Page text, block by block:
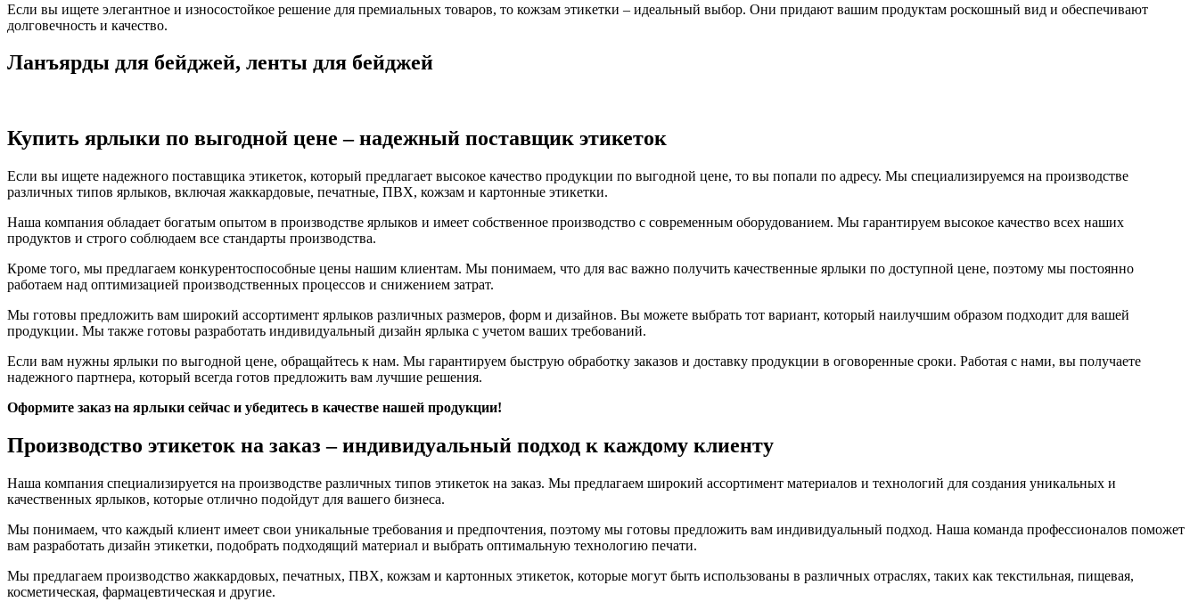
Если вы ищете элегантное и износостойкое решение для премиальных товаров, то кожзам этикетки – идеальный выбор. Они придают вашим продуктам роскошный вид и обеспечивают
долговечность и качество.
Ланъярды для бейджей, ленты для бейджей
Купить ярлыки по выгодной цене – надежный поставщик этикеток
Если вы ищете надежного поставщика этикеток, который предлагает высокое качество продукции по выгодной цене, то вы попали по адресу. Мы специализируемся на производстве
различных типов ярлыков, включая жаккардовые, печатные, ПВХ, кожзам и картонные этикетки.
Наша компания обладает богатым опытом в производстве ярлыков и имеет собственное производство с современным оборудованием. Мы гарантируем высокое качество всех наших
продуктов и строго соблюдаем все стандарты производства.
Кроме того, мы предлагаем конкурентоспособные цены нашим клиентам. Мы понимаем, что для вас важно получить качественные ярлыки по доступной цене, поэтому мы постоянно
работаем над оптимизацией производственных процессов и снижением затрат.
Мы готовы предложить вам широкий ассортимент ярлыков различных размеров, форм и дизайнов. Вы можете выбрать тот вариант, который наилучшим образом подходит для вашей
продукции. Мы также готовы разработать индивидуальный дизайн ярлыка с учетом ваших требований.
Если вам нужны ярлыки по выгодной цене, обращайтесь к нам. Мы гарантируем быструю обработку заказов и доставку продукции в оговоренные сроки. Работая с нами, вы получаете
надежного партнера, который всегда готов предложить вам лучшие решения.
Оформите заказ на ярлыки сейчас и убедитесь в качестве нашей продукции!
Производство этикеток на заказ – индивидуальный подход к каждому клиенту
Наша компания специализируется на производстве различных типов этикеток на заказ. Мы предлагаем широкий ассортимент материалов и технологий для создания уникальных и
качественных ярлыков, которые отлично подойдут для вашего бизнеса.
Мы понимаем, что каждый клиент имеет свои уникальные требования и предпочтения, поэтому мы готовы предложить вам индивидуальный подход. Наша команда профессионалов поможет
вам разработать дизайн этикетки, подобрать подходящий материал и выбрать оптимальную технологию печати.
Мы предлагаем производство жаккардовых, печатных, ПВХ, кожзам и картонных этикеток, которые могут быть использованы в различных отраслях, таких как текстильная, пищевая,
косметическая, фармацевтическая и другие.